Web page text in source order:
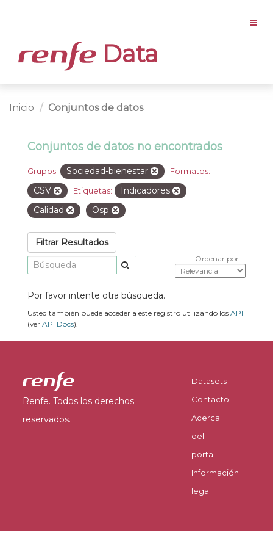
Data
Inicio Conjuntos de datos
Conjuntos de datos no encontrados
Grupos: Sociedad-bienestar Formatos:
CSV Etiquetas:
Indicadores
Calidad
Osp
Filtrar Resultados
Ordenar por
Por favor intente otra búsqueda.
Usted también puede acceder a este registro utilizando los API
(ver API Docs).
Renfe. Todos los derechos
reservados.
Datasets
Contacto
Acerca
del
portal
Información
legal